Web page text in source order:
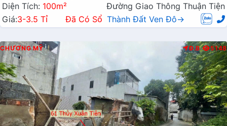
Diện Tích: 100m²
Đường Giao Thông Thuận Tiện
Giá:3-3.5 Tỉ Đã Có Sổ Thành Đất Ven Đô→
CHƯƠNG MỸ Đ.B 5148